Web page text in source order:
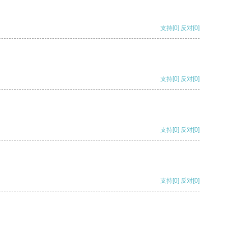
支持[0] 反对[0]
支持[0] 反对[0]
支持[0] 反对[0]
支持[0] 反对[0]